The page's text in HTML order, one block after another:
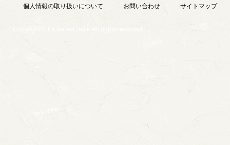
個人情報の取り扱いについて お問い合わせ サイトマップ
Copyright © La vie est Belle All rights reserved.